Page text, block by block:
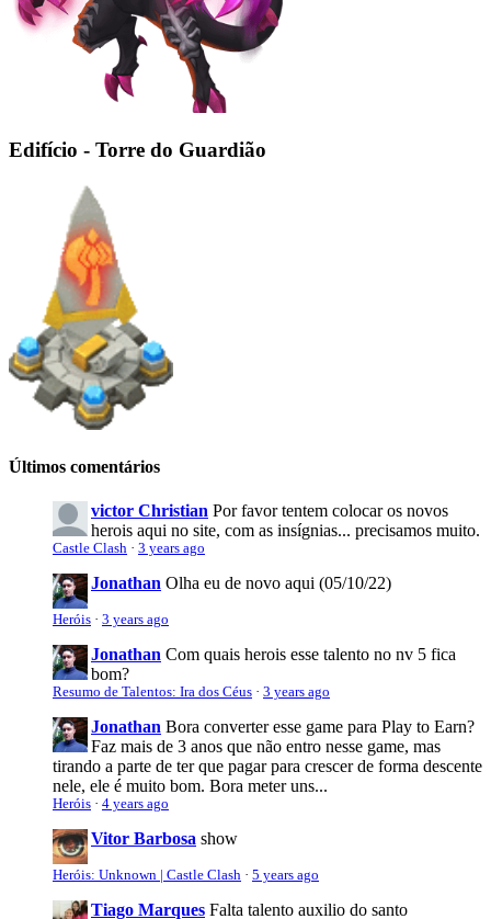
Edifício - Torre do Guardião
Últimos comentários
victor Christian Por favor tentem colocar os novos
herois aqui no site, com as insígnias... precisamos muito.
Castle Clash · 3 years ago
Jonathan Olha eu de novo aqui (05/10/22)
Heróis · 3 years ago
Jonathan Com quais herois esse talento no nv 5 fica
bom?
Resumo de Talentos: Ira dos Céus · 3 years ago
Jonathan Bora converter esse game para Play to Earn?
Faz mais de 3 anos que não entro nesse game, mas
tirando a parte de ter que pagar para crescer de forma descente
nele, ele é muito bom. Bora meter uns...
Heróis · 4 years ago
Vitor Barbosa show
Heróis: Unknown | Castle Clash · 5 years ago
Tiago Marques Falta talento auxilio do santo